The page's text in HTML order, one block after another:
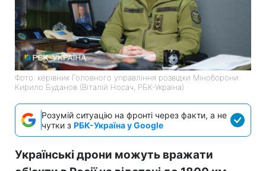
Фото: керівник Головного управління розвідки Міноборони
Кирило Буданов (Віталій Носач, РБК-Україна)
Розумій ситуацію на фронті через факти, а не
чутки з РБК-Україна у Google
Українські дрони можуть вражати